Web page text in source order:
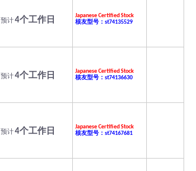
预计4个工作日
Japanese Certified Stock
核友型号：st74135529
预计4个工作日
Japanese Certified Stock
核友型号：st74136630
预计4个工作日
Japanese Certified Stock
核友型号：st74167681